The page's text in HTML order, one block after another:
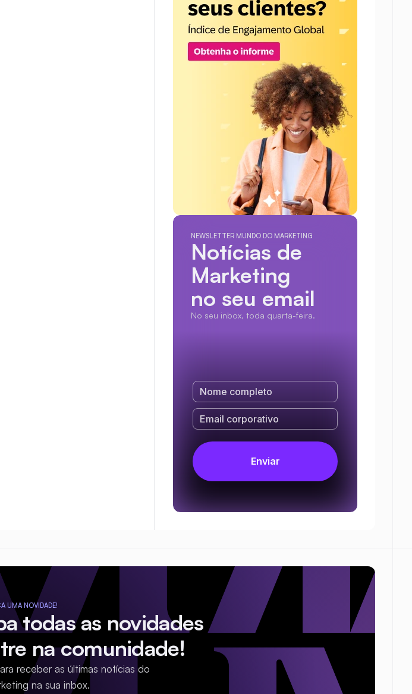
NEWSLETTER MUNDO DO MARKETING
Notícias de
Marketing
no seu email
No seu inbox, toda quarta-feira.
UMA NOVIDADE!
todas as novidades
na comunidade!
receber as últimas notícias do
na sua inbox.